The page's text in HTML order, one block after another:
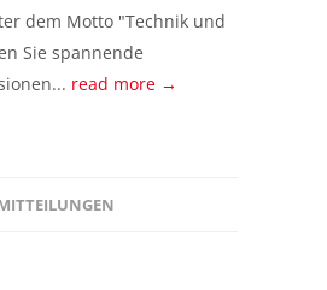
dem Motto "Technik und
Sie spannende
read more →